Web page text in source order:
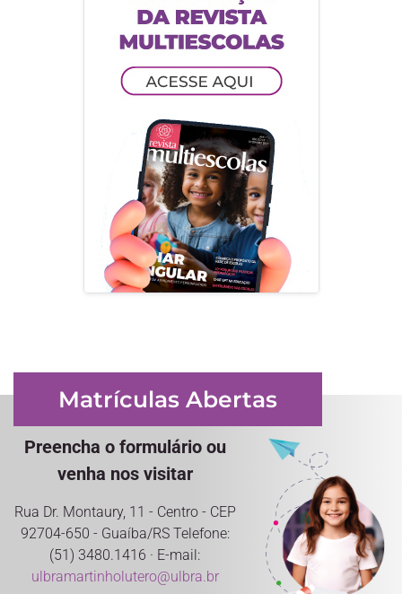
Matrículas Abertas
Preencha o formulário ou
venha nos visitar
Rua Dr. Montaury, 11 - Centro - CEP
92704-650 - Guaíba/RS Telefone:
(51) 3480.1416 · E-mail:
ulbramartinholutero@ulbra.br